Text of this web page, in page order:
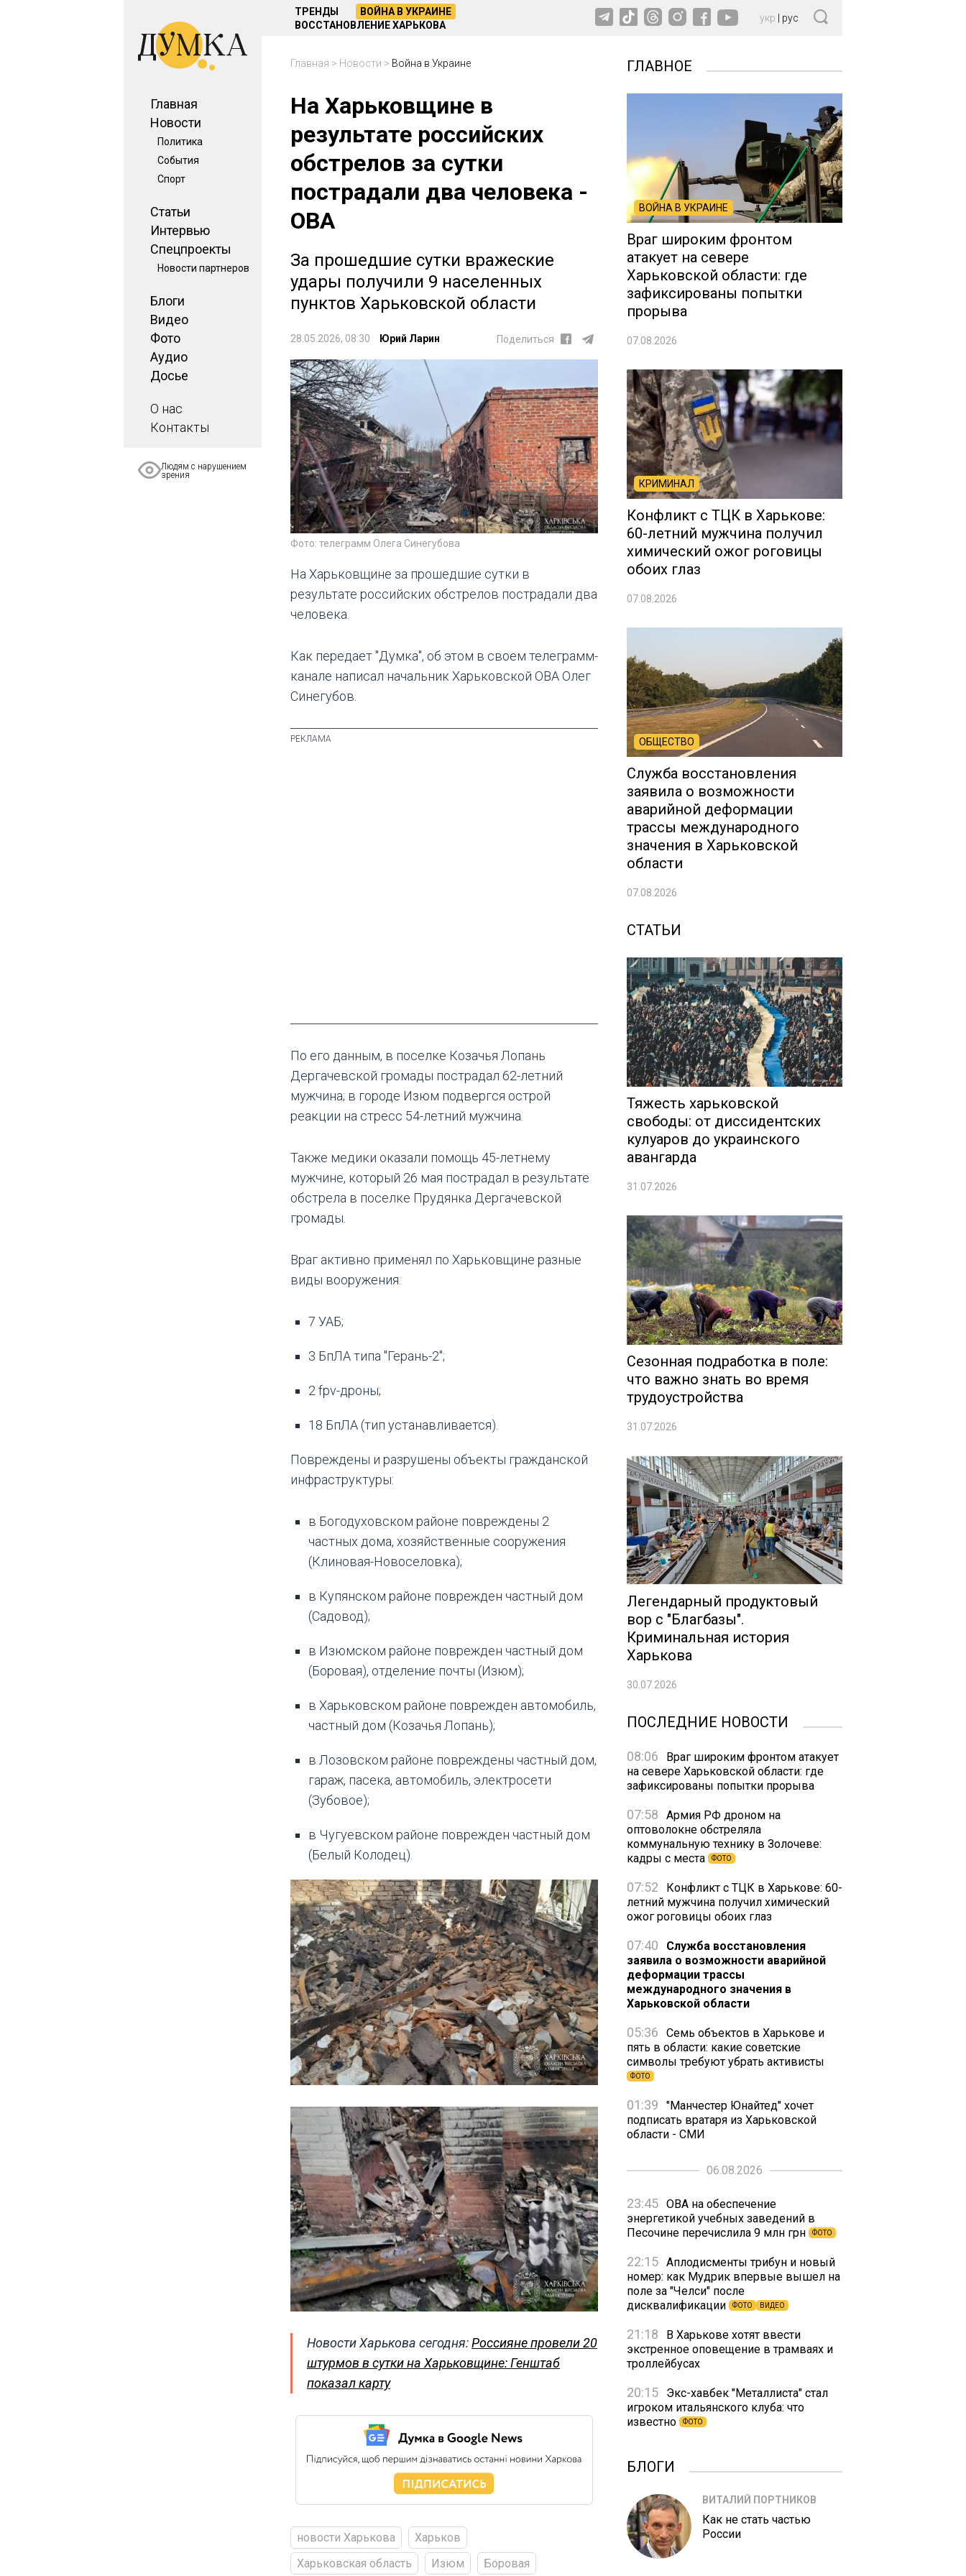
Главная
Новости
Политика
События
Спорт
Статьи
Интервью
Спецпроекты
Новости партнеров
Блоги
Видео
Фото
Аудио
Досье
О нас
Контакты
Людям с нарушением
зрения
ТРЕНДЫ
ВОЙНА В УКРАИНЕ
ВОССТАНОВЛЕНИЕ ХАРЬКОВА
укр рус
Главная > Новости > Война в Украине
На Харьковщине в
результате российских
обстрелов за сутки
пострадали два человека -
ОВА
За прошедшие сутки вражеские
удары получили 9 населенных
пунктов Харьковской области
28.05.2026, 08:30 Юрий Ларин Поделиться
Фото: телеграмм Олега Синегубова
На Харьковщине за прошедшие сутки в
результате российских обстрелов пострадали два
человека.
Как передает "Думка", об этом в своем телеграмм-
канале написал начальник Харьковской ОВА Олег
Синегубов.
По его данным, в поселке Козачья Лопань
Дергачевской громады пострадал 62-летний
мужчина; в городе Изюм подвергся острой
реакции на стресс 54-летний мужчина.
Также медики оказали помощь 45-летнему
мужчине, который 26 мая пострадал в результате
обстрела в поселке Прудянка Дергачевской
громады.
Враг активно применял по Харьковщине разные
виды вооружения:
7 УАБ;
3 БпЛА типа "Герань-2";
2 fpv-дроны;
18 БпЛА (тип устанавливается).
Повреждены и разрушены объекты гражданской
инфраструктуры:
в Богодуховском районе повреждены 2
частных дома, хозяйственные сооружения
(Клиновая-Новоселовка);
в Купянском районе поврежден частный дом
(Садовод);
в Изюмском районе поврежден частный дом
(Боровая), отделение почты (Изюм);
в Харьковском районе поврежден автомобиль,
частный дом (Козачья Лопань);
в Лозовском районе повреждены частный дом,
гараж, пасека, автомобиль, электросети
(Зубовое);
в Чугуевском районе поврежден частный дом
(Белый Колодец).
Новости Харькова сегодня:Россияне провели 20
штурмов в сутки на Харьковщине: Генштаб
показал карту
новости Харькова
Харьков
Харьковская область
Изюм Боровая
ГЛАВНОЕ
ВОЙНА В УКРАИНЕ
Враг широким фронтом
атакует на севере
Харьковской области: где
зафиксированы попытки
прорыва
07.08.2026
КРИМИНАЛ
Конфликт с ТЦК в Харькове:
60-летний мужчина получил
химический ожог роговицы
обоих глаз
07.08.2026
ОБЩЕСТВО
Служба восстановления
заявила о возможности
аварийной деформации
трассы международного
значения в Харьковской
области
07.08.2026
СТАТЬИ
Тяжесть харьковской
свободы: от диссидентских
кулуаров до украинского
авангарда
31.07.2026
Сезонная подработка в поле:
что важно знать во время
трудоустройства
31.07.2026
Легендарный продуктовый
вор с "Благбазы".
Криминальная история
Харькова
30.07.2026
ПОСЛЕДНИЕ НОВОСТИ
08:06
Враг широким фронтом атакует
на севере Харьковской области: где
зафиксированы попытки прорыва
07:58
Армия РФ дроном на
оптоволокне обстреляла
коммунальную технику в Золочеве:
кадры с места
ФОТО
07:52
Конфликт с ТЦК в Харькове: 60-
летний мужчина получил химический
ожог роговицы обоих глаз
07:40
Служба восстановления
заявила о возможности аварийной
деформации трассы
международного значения в
Харьковской области
05:36
Семь объектов в Харькове и
пять в области: какие советские
символы требуют убрать активисты
ФОТО
01:39
"Манчестер Юнайтед" хочет
подписать вратаря из Харьковской
области - СМИ
06.08.2026
23:45 ОВА на обеспечение
энергетикой учебных заведений в
Песочине перечислила 9 млн грн
ФОТО
22:15 Аплодисменты трибун и новый
номер: как Мудрик впервые вышел на
поле за "Челси" после
дисквалификации
ФОТО ВИДЕО
21:18
В Харькове хотят ввести
экстренное оповещение в трамваях и
троллейбусах
20:15
Экс-хавбек "Металлиста" стал
игроком итальянского клуба: что
известно
ФОТО
БЛОГИ
ВИТАЛИЙ ПОРТНИКОВ
Как не стать частью
России